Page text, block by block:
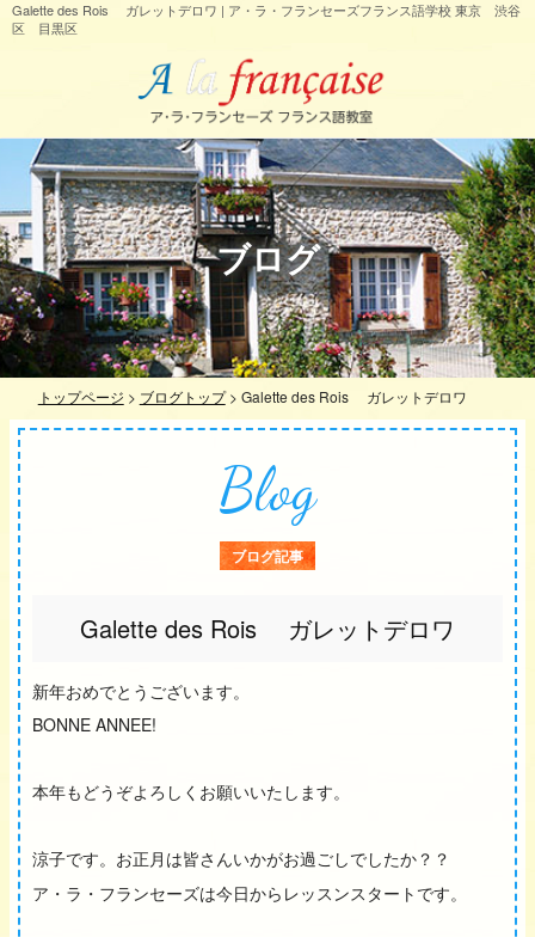
Galette des Rois ガレットデロワ | ア・ラ・フランセーズフランス語学校 東京 渋谷
区 目黒区
ブログ
トップページ > ブログトップ> Galette des Rois ガレットデロワ
Blog
ブログ記事
Galette des Rois ガレットデロワ
新年おめでとうございます。
BONNE ANNEE!
本年もどうぞよろしくお願いいたします。
涼子です。お正月は皆さんいかがお過ごしでしたか？？
ア・ラ・フランセーズは今日からレッスンスタートです。